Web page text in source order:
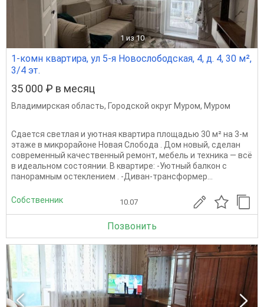
1 из 10
1-комн квартира, ул 5-я Новослободская, 4, д. 4, 30 м²,
3/4 эт.
35 000 ₽ в месяц
Владимирская область, Городской округ Муром, Муром
Сдается светлая и уютная квартира площадью 30 м² на 3-м
этаже в микрорайоне Новая Слобода . Дом новый, сделан
современный качественный ремонт, мебель и техника — всё
в идеальном состоянии. В квартире: -Уютный балкон с
панорамным остеклением . -Диван-трансформер...
Собственник 10.07
Позвонить